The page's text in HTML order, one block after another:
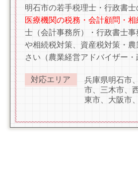
明石市の若手税理士・行政書士
医療機関の税務・会計顧問・
士（会計事務所）・行政書士
や相続税対策、資産税対策・
さい（農業経営アドバイザー
対応エリア
兵庫県明石市
市、三木市、
東市、大阪市